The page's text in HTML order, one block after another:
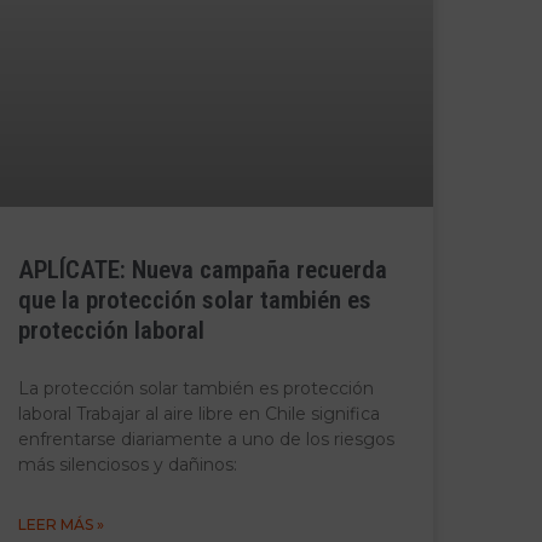
APLÍCATE: Nueva campaña recuerda
que la protección solar también es
protección laboral
La protección solar también es protección
laboral Trabajar al aire libre en Chile significa
enfrentarse diariamente a uno de los riesgos
más silenciosos y dañinos:
LEER MÁS »